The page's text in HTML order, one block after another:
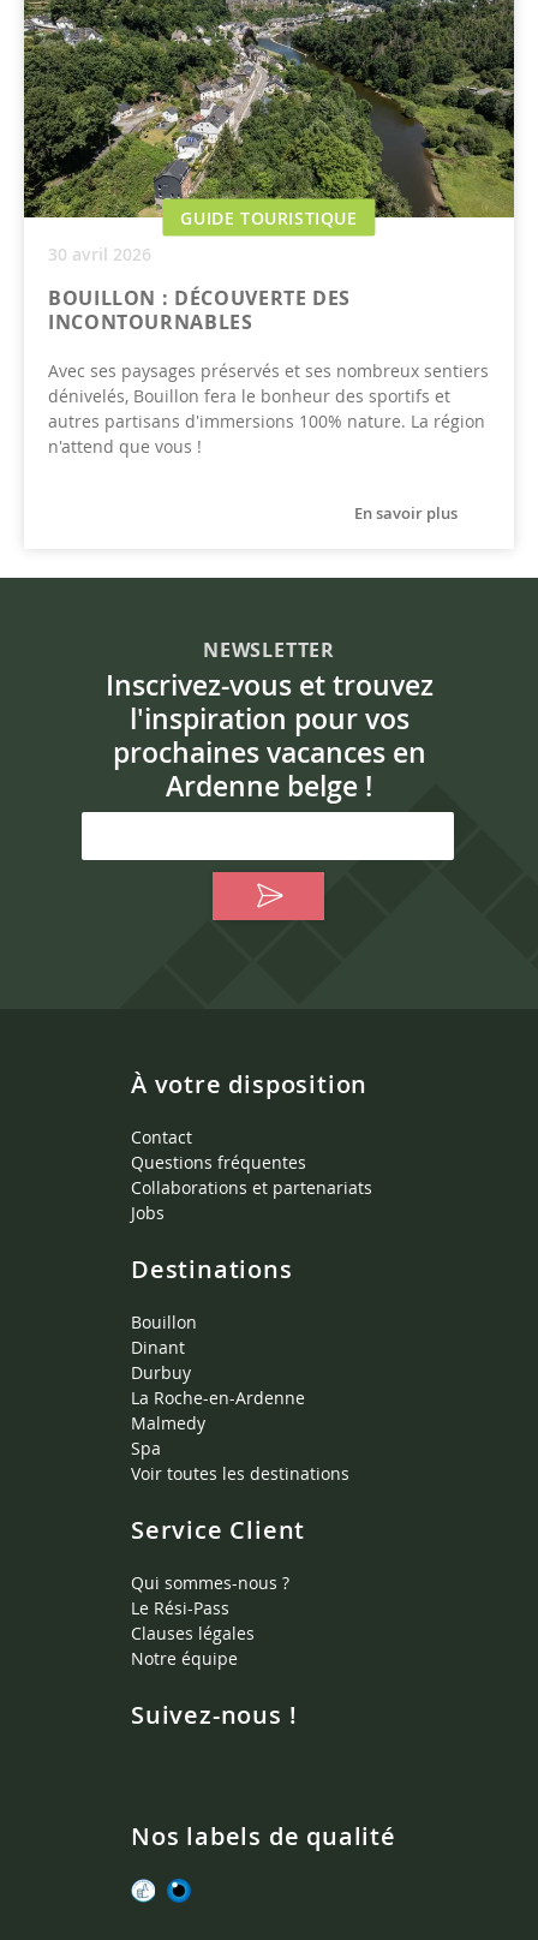
GUIDE TOURISTIQUE
30 avril 2026
BOUILLON : DÉCOUVERTE DES
INCONTOURNABLES
Avec ses paysages préservés et ses nombreux sentiers
dénivelés, Bouillon fera le bonheur des sportifs et
autres partisans d'immersions 100% nature. La région
n'attend que vous !
En savoir plus
NEWSLETTER
Inscrivez-vous et trouvez
l'inspiration pour vos
prochaines vacances en
Ardenne belge !
À votre disposition
Contact
Questions fréquentes
Collaborations et partenariats
Jobs
Destinations
Bouillon
Dinant
Durbuy
La Roche-en-Ardenne
Malmedy
Spa
Voir toutes les destinations
Service Client
Qui sommes-nous ?
Le Rési-Pass
Clauses légales
Notre équipe
Suivez-nous !
Nos labels de qualité